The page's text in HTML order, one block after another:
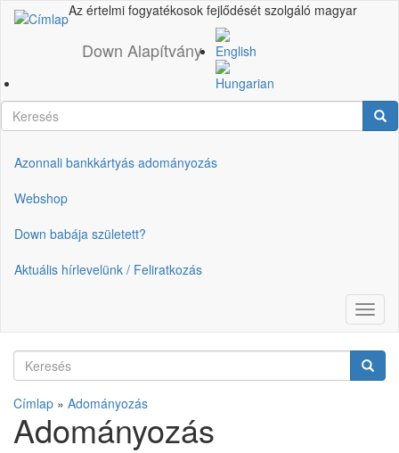
Ugrás
Az értelmi fogyatékosok fejlődését szolgáló magyar
Down Alapítvány
Keresés
Gyorslinkek
Azonnali bankkártyás adományozás
Webshop
Down babája született?
Aktuális hírlevelünk / Feliratkozás
Keresés
Címlap » Adományozás
Adományozás